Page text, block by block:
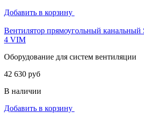
Добавить в корзину
Вентилятор прямоугольный
4 VIM
Оборудование для систем вентиляции
42 630 руб
В наличии
Добавить в корзину